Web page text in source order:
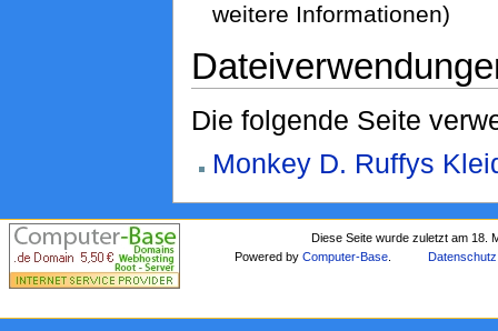
weitere Informationen)
Die folgende Seite
Monkey D. Ruffys
Diese Seite wurde zuletzt am 18.
Powered byComputer-Base Datenschutz